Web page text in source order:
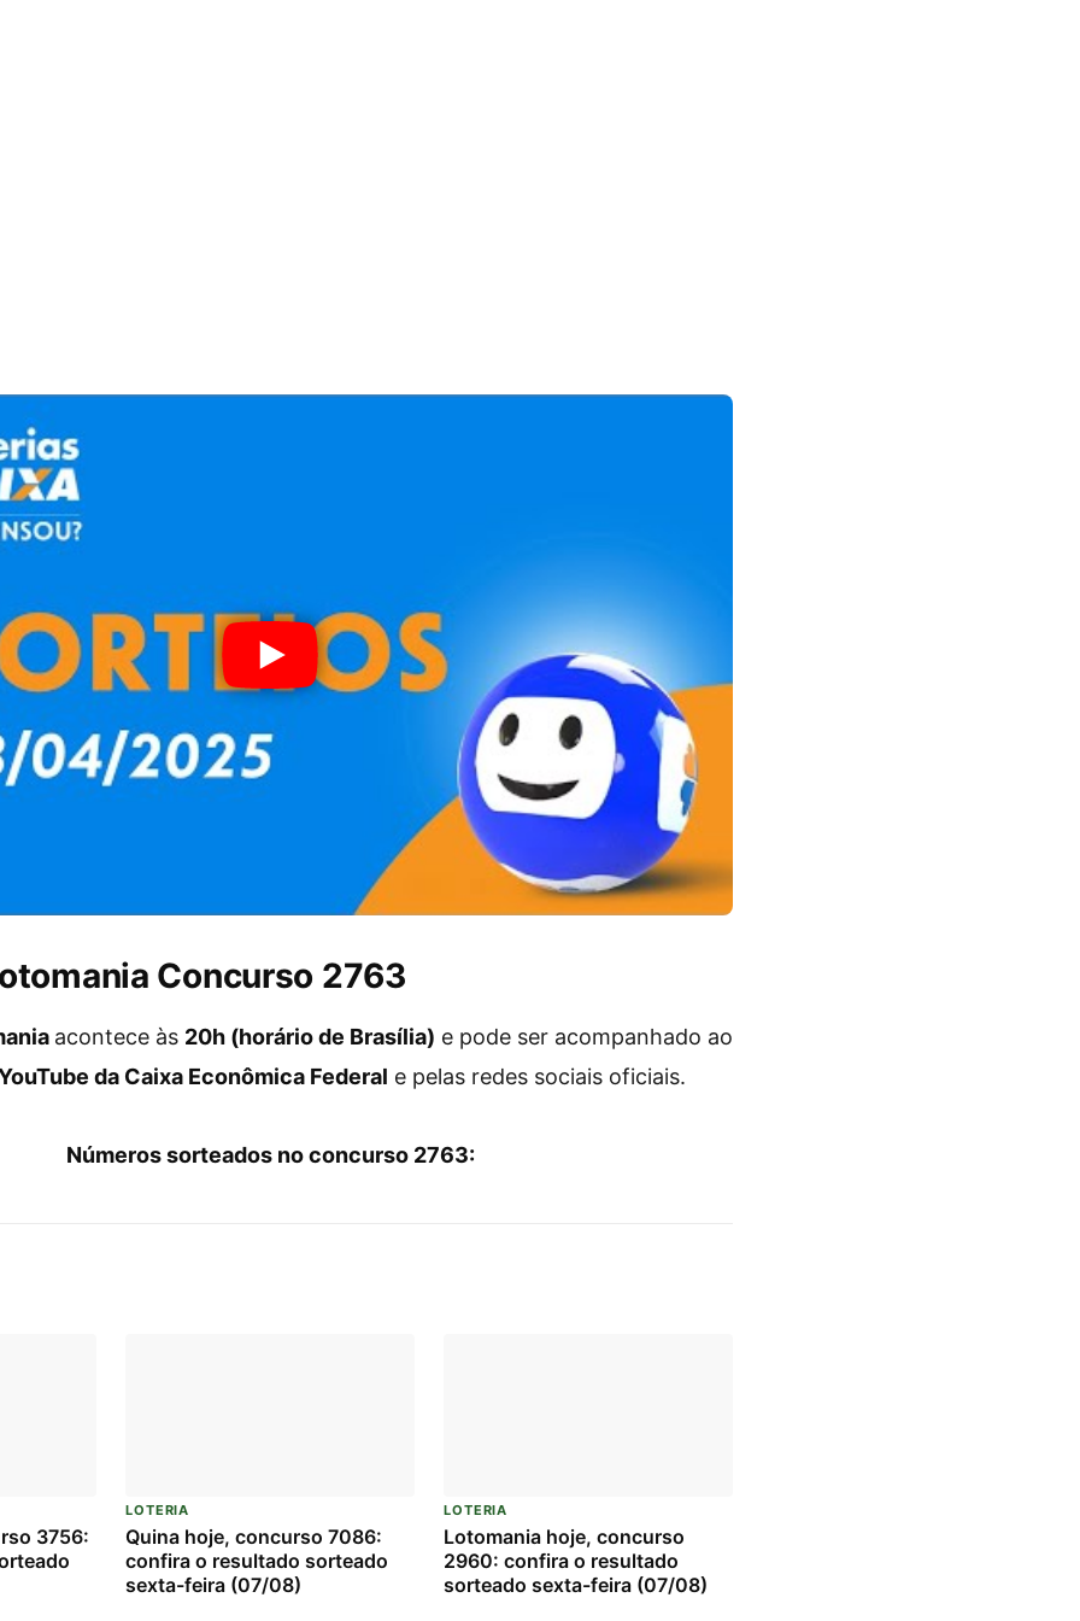
Concurso 2763
acontece às 20h (horário de Brasília) e pode ser acompanhado ao
da Caixa Econômica Federal e pelas redes sociais oficiais.
Números sorteados no concurso 2763:
3756:
LOTERIA
Quina hoje, concurso 7086:
confira o resultado sorteado
sexta-feira (07/08)
LOTERIA
Lotomania hoje, concurso
2960: confira o resultado
sorteado sexta-feira (07/08)